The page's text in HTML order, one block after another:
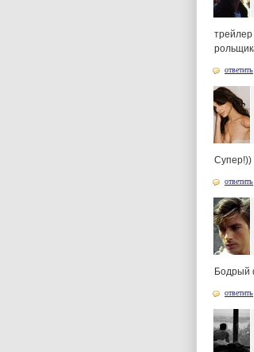
ответить
Супер!))
ответить
Бодрый
ответить